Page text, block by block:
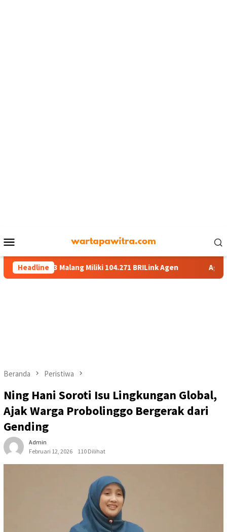
Mobile
Headline
Malang Miliki 104.271 BRILink Agen AgenBRILink Jadi
Beranda Peristiwa
Ning Hani Soroti Isu Lingkungan Global,
Ajak Warga Probolinggo Bergerak dari
Gending
Admin
Februari 12, 2026
110 Dilihat